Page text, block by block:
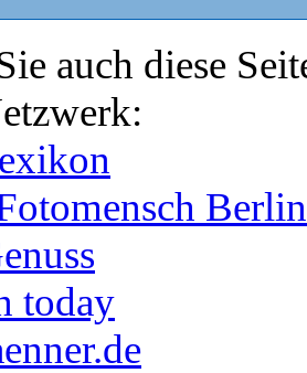
auch diese
Berlin
today